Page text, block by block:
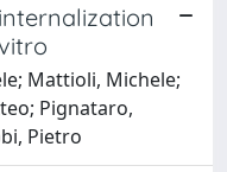
Mattioli, Michele;
Pignataro,
Pietro